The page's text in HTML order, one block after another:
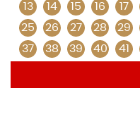
13
14 15 16 17
25
26 27 28 29
37
38 39 40 41